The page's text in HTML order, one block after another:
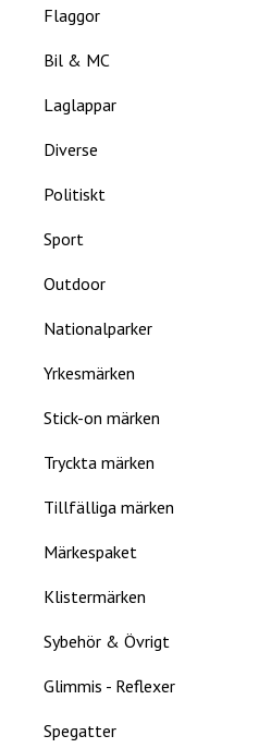
Flaggor
Bil & MC
Laglappar
Diverse
Politiskt
Sport
Outdoor
Nationalparker
Yrkesmärken
Stick-on märken
Tryckta märken
Tillfälliga märken
Märkespaket
Klistermärken
Sybehör & Övrigt
Glimmis - Reflexer
Spegatter